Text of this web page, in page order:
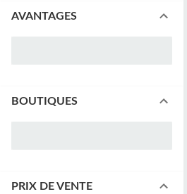
AVANTAGES
BOUTIQUES
PRIX DE VENTE